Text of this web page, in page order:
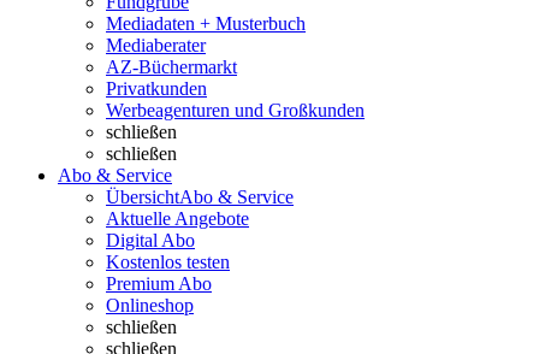
Mediadaten + Musterbuch
Mediaberater
AZ-Büchermarkt
Privatkunden
Werbeagenturen und Großkunden
schließen
schließen
Abo & Service
ÜbersichtAbo & Service
Aktuelle Angebote
Digital Abo
Kostenlos testen
Premium Abo
Onlineshop
schließen
schließen